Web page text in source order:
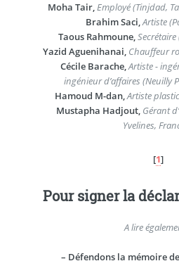
Moha Tair,Employé (Tinjdad,
Brahim Saci,Artiste
Taous Rahmoune,Secrétaire
Yazid Aguenihanai, Chauffeur
Cécile Barache,Artiste -
ingénieur d’affaires (Neuilly
Hamoud M-dan,Artiste
Mustapha Hadjout, Gérant
Yvelines,
[1]
Pour signer la
A lire
– Défendons la mémoire